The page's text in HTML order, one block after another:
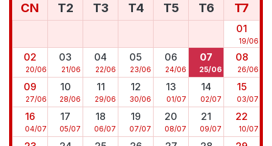
CN T2 T3 T4 T5 T6 T7
01
19/06
02
20/06
03
21/06
04
22/06
05
23/06
06
24/06
07
25/06
08
26/06
09
27/06
10
28/06
11
29/06
12
30/06
13
01/07
14
02/07
15
03/07
16
04/07
17
05/07
18
06/07
19
07/07
20
08/07
21
09/07
22
10/07